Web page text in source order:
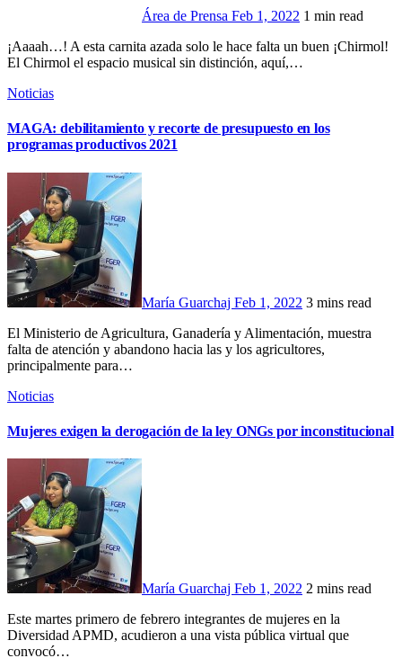
Área de Prensa Feb 1, 2022 1 min read
¡Aaaah…! A esta carnita azada solo le hace falta un buen ¡Chirmol!
El Chirmol el espacio musical sin distinción, aquí,…
Noticias
MAGA: debilitamiento y recorte de presupuesto en los
programas productivos 2021
María Guarchaj Feb 1, 2022 3 mins read
El Ministerio de Agricultura, Ganadería y Alimentación, muestra
falta de atención y abandono hacia las y los agricultores,
principalmente para…
Noticias
Mujeres exigen la derogación de la ley ONGs por inconstitucional
María Guarchaj Feb 1, 2022 2 mins read
Este martes primero de febrero integrantes de mujeres en la
Diversidad APMD, acudieron a una vista pública virtual que
convocó…